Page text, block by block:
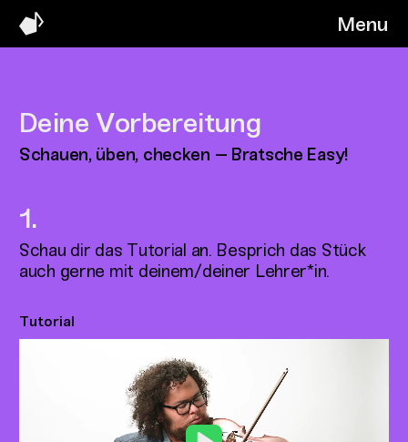
Menu
Deine Vorbereitung
Schauen, üben, checken – Bratsche Easy!
Schau dir das Tutorial an. Besprich das Stück
auch gerne mit deinem/deiner Lehrer*in.
Tutorial